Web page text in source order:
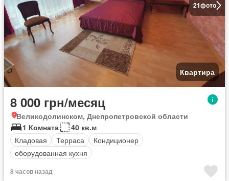
21фото
Квартира
8 000 грн/месяц
Великодолинском, Днепропетровской области
1 Комната
40 кв.м
Кладовая
Терраса
Кондиционер
оборудованная кухня
8 часов назад